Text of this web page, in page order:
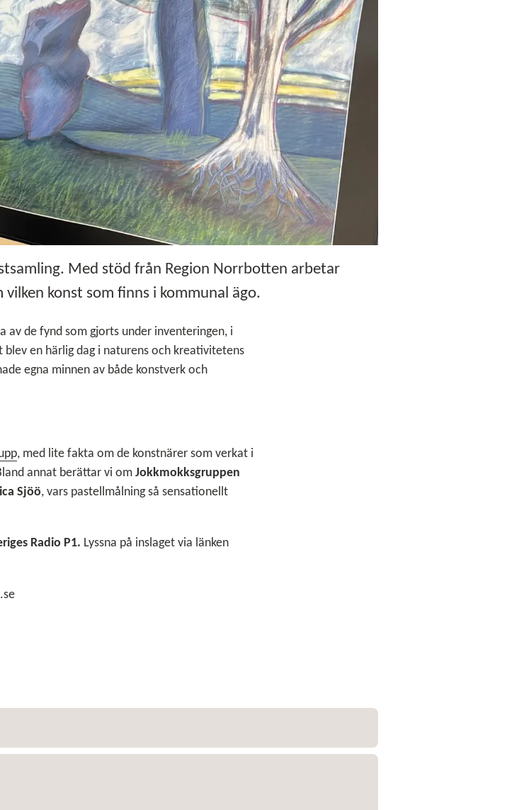
Med stöd från Region Norrbotten arbetar
konst som finns i kommunal ägo.
av de fynd som gjorts under inventeringen, i
en härlig dag i naturens och kreativitetens
egna minnen av både konstverk och
, med lite fakta om de konstnärer som verkat i
annat berättar vi om Jokkmokksgruppen
Sjöö, vars pastellmålning så sensationellt
Radio P1. Lyssna på inslaget via länken